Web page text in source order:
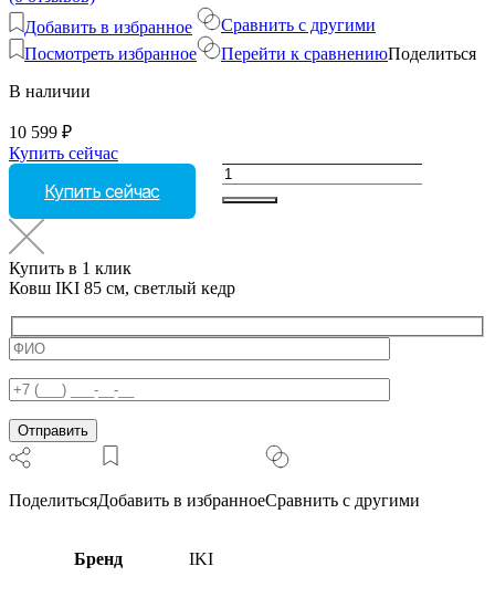
Добавить в избранное
Посмотреть избранное
Сравнить с другими
Перейти к сравнениюПоделиться
В наличии
10 599 ₽
Купить сейчас
Купить сейчас
Количество
светлый
Купить в 1 клик
Ковш IKI 85 см, светлый кедр
ПоделитьсяДобавить в избранноеСравнить с другими
Бренд IKI